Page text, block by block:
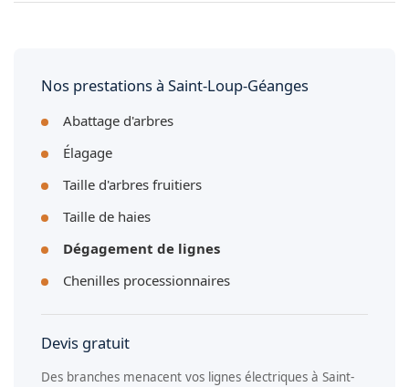
temporaire afin de garantir la sécurité de l'intervention à
Nos prestations à Saint-Loup-Géanges
Abattage d'arbres
Élagage
Taille d'arbres fruitiers
Taille de haies
Dégagement de lignes
Chenilles processionnaires
Devis gratuit
Des branches menacent vos lignes électriques à Saint-